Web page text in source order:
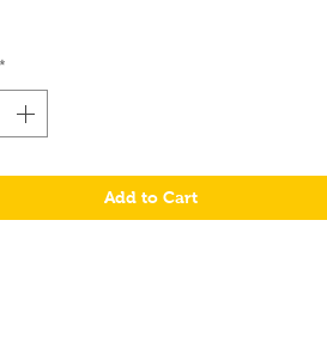
*
Add to Cart